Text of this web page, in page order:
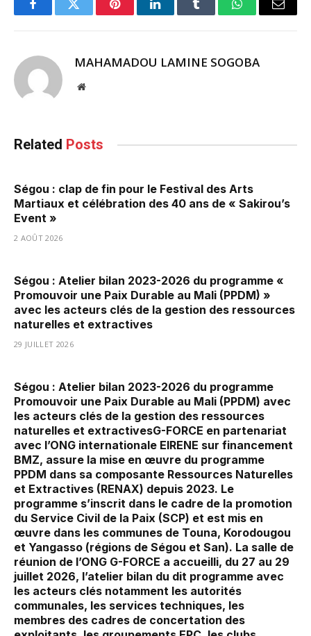
FacebookTwitter PinterestLinkedInTumblr WhatsAppEmail
MAHAMADOU LAMINE SOGOBA
Website
Related Posts
Ségou : clap de fin pour le Festival des Arts
Martiaux et célébration des 40 ans de « Sakirou’s
Event »
2 AOÛT 2026
Ségou : Atelier bilan 2023-2026 du programme «
Promouvoir une Paix Durable au Mali (PPDM) »
avec les acteurs clés de la gestion des ressources
naturelles et extractives
29 JUILLET 2026
Ségou : Atelier bilan 2023-2026 du programme
Promouvoir une Paix Durable au Mali (PPDM) avec
les acteurs clés de la gestion des ressources
naturelles et extractivesG-FORCE en partenariat
avec l’ONG internationale EIRENE sur financement
BMZ, assure la mise en œuvre du programme
PPDM dans sa composante Ressources Naturelles
et Extractives (RENAX) depuis 2023. Le
programme s’inscrit dans le cadre de la promotion
du Service Civil de la Paix (SCP) et est mis en
œuvre dans les communes de Touna, Korodougou
et Yangasso (régions de Ségou et San). La salle de
réunion de l’ONG G-FORCE a accueilli, du 27 au 29
juillet 2026, l’atelier bilan du dit programme avec
les acteurs clés notamment les autorités
communales, les services techniques, les
membres des cadres de concertation des